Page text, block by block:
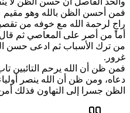
فمن أحسن الظن بالله وهو مقيم
راجٍ لرحمة الله مع خوفه من
أما من أصر على المعاصي ثم
من ترك الأسباب ثم ادعى حسن
غرور.
فمن ظن أن الله يرحم التائبين
دعاه، ومن ظن أن الله ينصر
الظن جسرا إلى التهاون فذلك